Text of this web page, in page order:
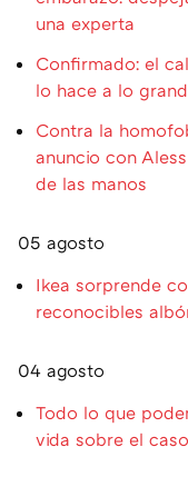
una experta
Confirmado: el
lo hace a lo
Contra la
anuncio con
de las manos
05 agosto
Ikea sorprende
reconocibles
04 agosto
Todo lo que
vida sobre el